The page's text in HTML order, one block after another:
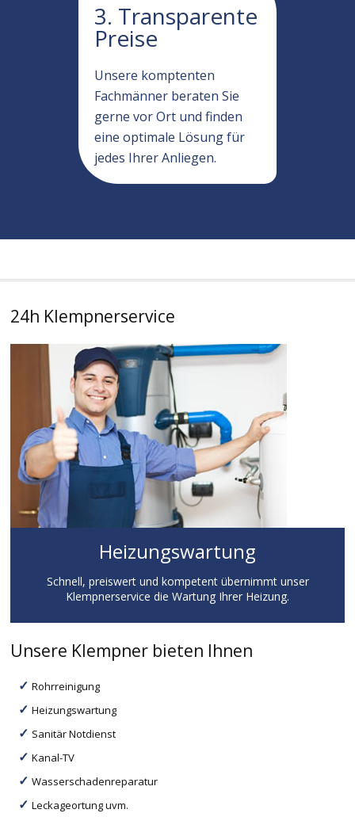
3. Transparente
Preise
Unsere komptenten
Fachmänner beraten Sie
gerne vor Ort und finden
eine optimale Lösung für
jedes Ihrer Anliegen.
24h Klempnerservice
Heizungswartung
Schnell, preiswert und kompetent übernimmt unser
Klempnerservice die Wartung Ihrer Heizung.
Unsere Klempner bieten Ihnen
Rohrreinigung
Heizungswartung
Sanitär Notdienst
Kanal-TV
Wasserschadenreparatur
Leckageortung uvm.